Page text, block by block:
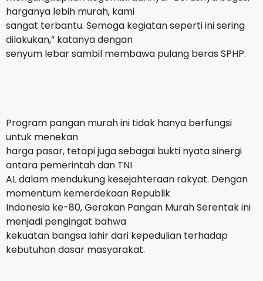
harganya lebih murah, kami
sangat terbantu. Semoga kegiatan seperti ini sering
dilakukan,” katanya dengan
senyum lebar sambil membawa pulang beras SPHP.
Program pangan murah ini tidak hanya berfungsi
untuk menekan
harga pasar, tetapi juga sebagai bukti nyata sinergi
antara pemerintah dan TNI
AL dalam mendukung kesejahteraan rakyat. Dengan
momentum kemerdekaan Republik
Indonesia ke-80, Gerakan Pangan Murah Serentak ini
menjadi pengingat bahwa
kekuatan bangsa lahir dari kepedulian terhadap
kebutuhan dasar masyarakat.